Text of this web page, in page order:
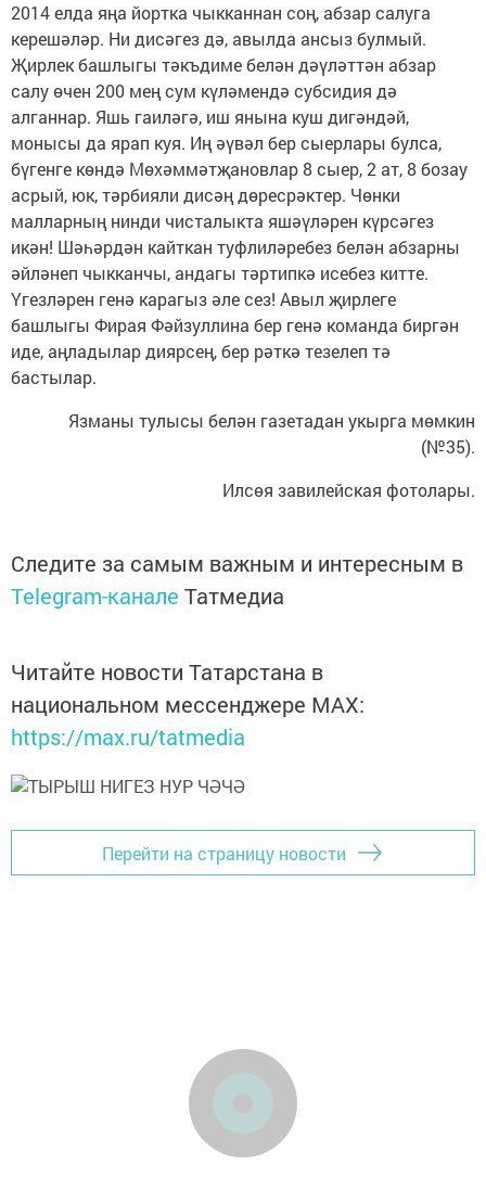
2014 елда яңа йортка чыкканнан соң, абзар салуга
керешәләр. Ни дисәгез дә, авылда ансыз булмый.
Җирлек башлыгы тәкъдиме белән дәүләттән абзар
салу өчен 200 мең сум күләмендә субсидия дә
алганнар. Яшь гаиләгә, иш янына куш дигәндәй,
монысы да ярап куя. Иң әүвәл бер сыерлары булса,
бүгенге көндә Мөхәммәтҗановлар 8 сыер, 2 ат, 8 бозау
асрый, юк, тәрбияли дисәң дөресрәктер. Чөнки
малларның нинди чисталыкта яшәүләрен күрсәгез
икән! Шәһәрдән кайткан туфлиләребез белән абзарны
әйләнеп чыкканчы, андагы тәртипкә исебез китте.
Үгезләрен генә карагыз әле сез! Авыл җирлеге
башлыгы Фирая Фәйзуллина бер генә команда биргән
иде, аңладылар диярсең, бер рәткә тезелеп тә
бастылар.
Язманы тулысы белән газетадан укырга мөмкин
(№35).
Илсөя завилейская фотолары.
Следите за самым важным и интересным в
Telegram-канале Татмедиа
Читайте новости Татарстана в
национальном мессенджере MАХ:
https://max.ru/tatmedia
Перейти на страницу новости